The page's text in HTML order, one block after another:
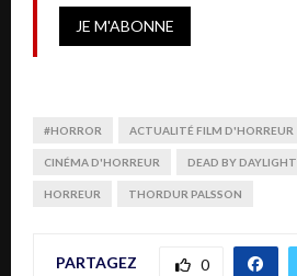
#HORROR ACTUALITÉ FILM D'HORREUR
CINÉMA D'HORREUR DEAD BY DAYLIGHT
HORREUR THORDUR PALSSON
PARTAGEZ 0